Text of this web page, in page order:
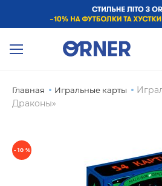
Главная Игральные карты
Драконы»
- 10 %